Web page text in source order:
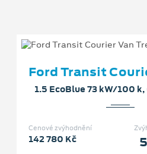
1.5 EcoBlue 73 kW/100
Cenové zvýhodnění
142 780 Kč